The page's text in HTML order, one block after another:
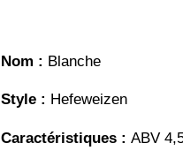
Nom : Blanche
Style : Hefeweizen
Caractéristiques : ABV